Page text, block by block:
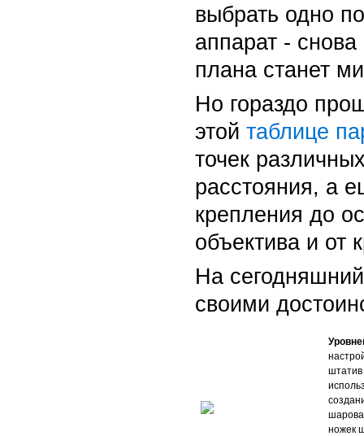
выбрать одно
аппарат -
плана станет
Но гораздо
этой таблице
точек
расстояния, а
крепления до
объектива и от
На
своими
штатив
ножек